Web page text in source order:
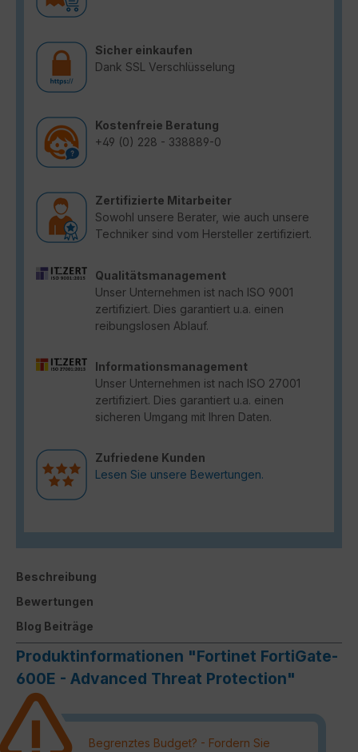
Sicher einkaufen
Dank SSL Verschlüsselung
Kostenfreie Beratung
+49 (0) 228 - 338889-0
Zertifizierte Mitarbeiter
Sowohl unsere Berater, wie auch unsere
Techniker sind vom Hersteller zertifiziert.
Qualitätsmanagement
Unser Unternehmen ist nach ISO 9001
zertifiziert. Dies garantiert u.a. einen
reibungslosen Ablauf.
Informationsmanagement
Unser Unternehmen ist nach ISO 27001
zertifiziert. Dies garantiert u.a. einen
sicheren Umgang mit Ihren Daten.
Zufriedene Kunden
Lesen Sie unsere Bewertungen.
Beschreibung
Bewertungen
Blog Beiträge
Produktinformationen "Fortinet FortiGate-
600E - Advanced Threat Protection"
Begrenztes Budget? - Fordern Sie